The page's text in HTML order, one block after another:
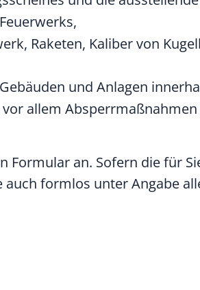
Raketen, Kaliber von
und Anlagen
allem
Formular an. Sofern die für
auch formlos unter Angabe